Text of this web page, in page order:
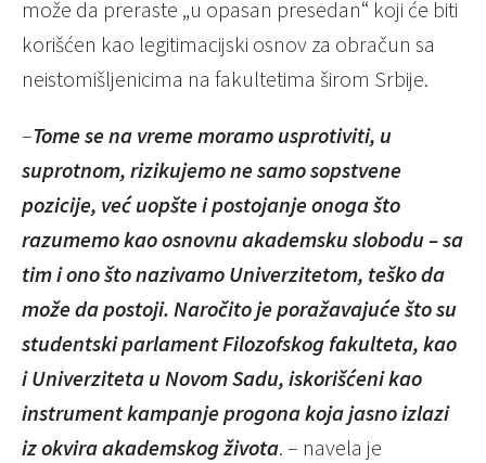
može da preraste „u opasan presedan“ koji će biti
korišćen kao legitimacijski osnov za obračun sa
neistomišljenicima na fakultetima širom Srbije.
–Tome se na vreme moramo usprotiviti, u
suprotnom, rizikujemo ne samo sopstvene
pozicije, već uopšte i postojanje onoga što
razumemo kao osnovnu akademsku slobodu – sa
tim i ono što nazivamo Univerzitetom, teško da
može da postoji. Naročito je poražavajuće što su
studentski parlament Filozofskog fakulteta, kao
i Univerziteta u Novom Sadu, iskorišćeni kao
instrument kampanje progona koja jasno izlazi
iz okvira akademskog života. – navela je